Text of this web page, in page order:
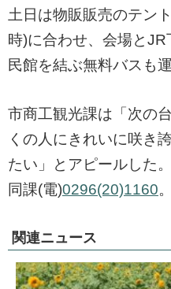
土日は物販販売のテン
時)に合わせ、会場と
民館を結ぶ無料バスも
市商工観光課は「次の
くの人にきれいに咲き
たい」とアピールした
同課(電)0296(20)1160。
関連ニュース